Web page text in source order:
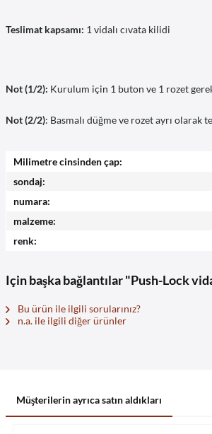
Teslimat kapsamı: 1 vidalı cıvata kilidi
Not (1/2): Kurulum için 1 buton ve 1 rozet
Not (2/2): Basmalı düğme ve rozet ayrı olarak
Milimetre cinsinden çap:
sondaj:
numara:
malzeme:
renk:
Için başka bağlantılar "Push-Lock
Bu ürün ile ilgili sorularınız?
n.a. ile ilgili diğer ürünler
Müşterilerin ayrıca satın aldıkları